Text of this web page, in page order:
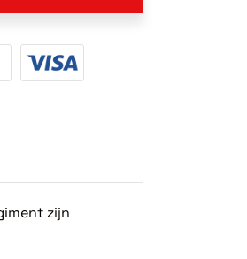
zijn